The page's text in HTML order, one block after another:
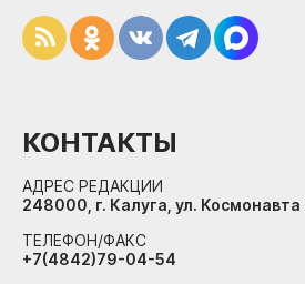
КОНТАКТЫ
АДРЕС РЕДАКЦИИ
248000, г. Калуга, ул.
ТЕЛЕФОН/ФАКС
+7(4842)79-04-54